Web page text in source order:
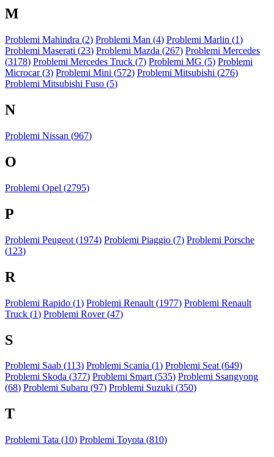
M
Problemi Mahindra (2) Problemi Man (4) Problemi Marlin (1)
Problemi Maserati (23) Problemi Mazda (267) Problemi Mercedes
(3178) Problemi Mercedes Truck (7) Problemi MG (5) Problemi
Microcar (3) Problemi Mini (572) Problemi Mitsubishi (276)
Problemi Mitsubishi Fuso (5)
N
Problemi Nissan (967)
O
Problemi Opel (2795)
P
Problemi Peugeot (1974) Problemi Piaggio (7) Problemi Porsche
(123)
R
Problemi Rapido (1) Problemi Renault (1977) Problemi Renault
Truck (1) Problemi Rover (47)
S
Problemi Saab (113) Problemi Scania (1) Problemi Seat (649)
Problemi Skoda (377) Problemi Smart (535) Problemi Ssangyong
(68) Problemi Subaru (97) Problemi Suzuki (350)
T
Problemi Tata (10) Problemi Toyota (810)